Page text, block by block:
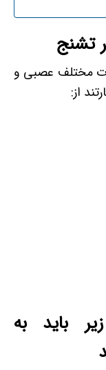
تشنج
مختلف عصبی و
از:
باید به